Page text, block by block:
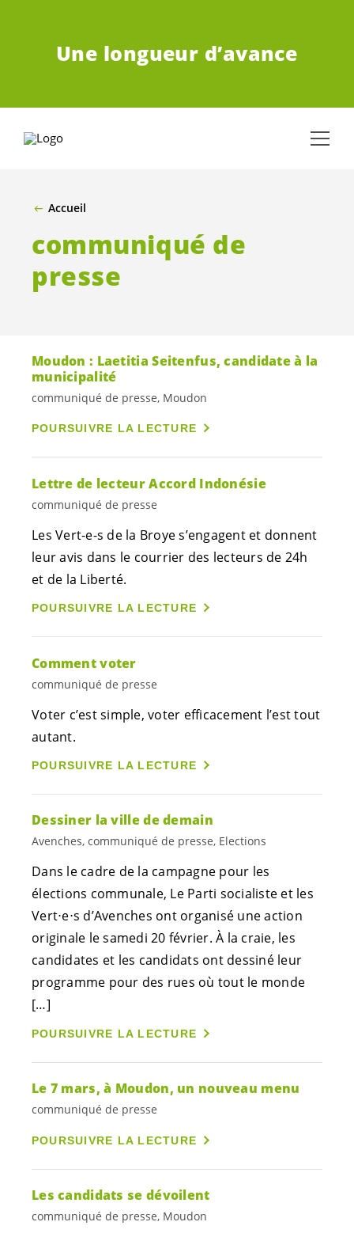
Une longueur d’avance
Accueil
communiqué de
presse
Moudon : Laetitia Seitenfus, candidate à la
municipalité
communiqué de presse, Moudon
POURSUIVRE LA LECTURE
Lettre de lecteur Accord Indonésie
communiqué de presse
Les Vert-e-s de la Broye s’engagent et donnent
leur avis dans le courrier des lecteurs de 24h
et de la Liberté.
POURSUIVRE LA LECTURE
Comment voter
communiqué de presse
Voter c’est simple, voter efficacement l’est tout
autant.
POURSUIVRE LA LECTURE
Dessiner la ville de demain
Avenches, communiqué de presse, Elections
Dans le cadre de la campagne pour les
élections communale, Le Parti socialiste et les
Vert⋅e⋅s d’Avenches ont organisé une action
originale le samedi 20 février. À la craie, les
candidates et les candidats ont dessiné leur
programme pour des rues où tout le monde
[…]
POURSUIVRE LA LECTURE
Le 7 mars, à Moudon, un nouveau menu
communiqué de presse
POURSUIVRE LA LECTURE
Les candidats se dévoilent
communiqué de presse, Moudon